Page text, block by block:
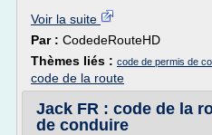
Voir la suite
Par : CodedeRouteHD
Thèmes liés : code de permis de
code de la route
Jack FR : code de la
de conduire